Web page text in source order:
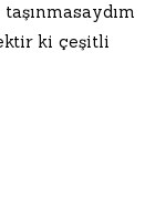
ki çeşitli